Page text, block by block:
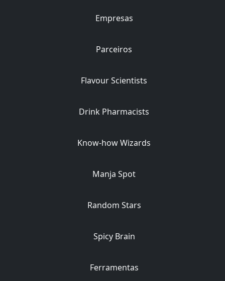
Empresas
Parceiros
Flavour Scientists
Drink Pharmacists
Know-how Wizards
Manja Spot
Random Stars
Spicy Brain
Ferramentas